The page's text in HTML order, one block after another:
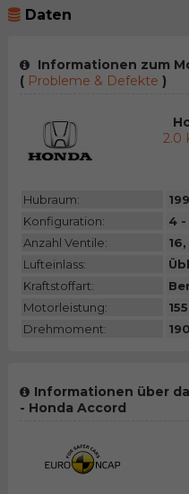
Daten
Informationen zum
(Probleme & Defekte )
2.0
Hubraum:
Konfiguration:
4
Anzahl Ventile:
Lufteinlass:
Kraftstoffart:
Motorleistung:
155
Drehmoment:
190
Informationen über
- Honda Accord